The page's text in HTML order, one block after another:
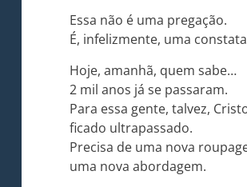
Essa não é uma pregação.
É, infelizmente, uma
Hoje, amanhã, quem sabe…
2 mil anos já se passaram.
Para essa gente, talvez,
ficado ultrapassado.
Precisa de uma nova
uma nova abordagem.